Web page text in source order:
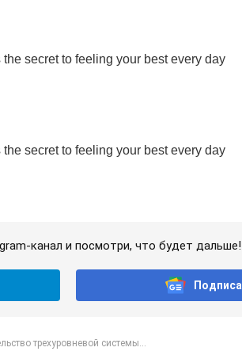
канал и посмотри, что будет дальше!
трехуровневой системы...